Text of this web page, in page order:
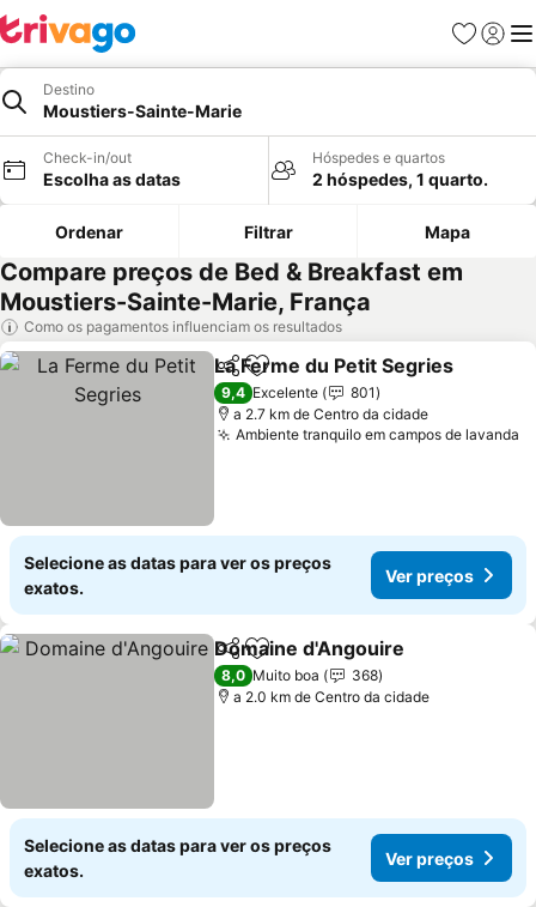
Favoritos
Iniciar
Destino
Moustiers-Sainte-Marie
Check-in/out
Escolha as datas
Hóspedes e quartos
2 hóspedes, 1 quarto.
Ordenar Filtrar Mapa
Compare preços de Bed & Breakfast em
Moustiers-Sainte-Marie, França
Como os pagamentos influenciam os resultados
PartilharAdicionar aos favoritos
La Ferme du Petit Segries
9,4 Excelente
801
a 2.7 km de Centro da cidade
Ambiente tranquilo em campos de lavanda
Selecione as datas para ver os preços
exatos.
Ver preços
PartilharAdicionar aos favoritos
Domaine d'Angouire
8,0 Muito boa
368
a 2.0 km de Centro da cidade
Selecione as datas para ver os preços
exatos.
Ver preços